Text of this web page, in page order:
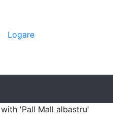
Logare
'Pall Mall albastru'